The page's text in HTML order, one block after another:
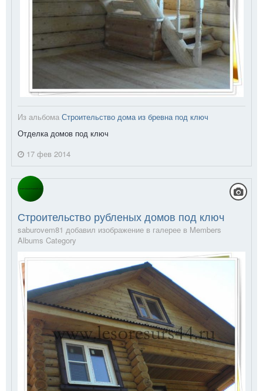
Из альбома Строительство дома из бревна под ключ
Отделка домов под ключ
17 фев 2014
Строительство рубленых домов под ключ
saburovem81 добавил изображение в галерее в Members
Albums Category